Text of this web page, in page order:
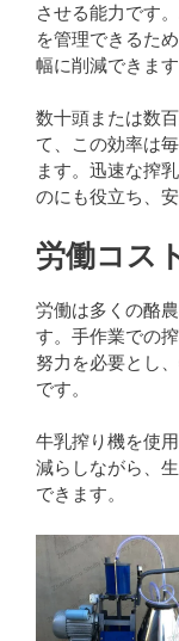
させる能力です
を管理できるた
幅に削減できます
数十頭または数
て、この効率は
ます。迅速な搾
のにも役立ち、
労働コス
労働は多くの酪
す。手作業での
努力を必要とし
です。
牛乳搾り機を使
減らしながら、
できます。